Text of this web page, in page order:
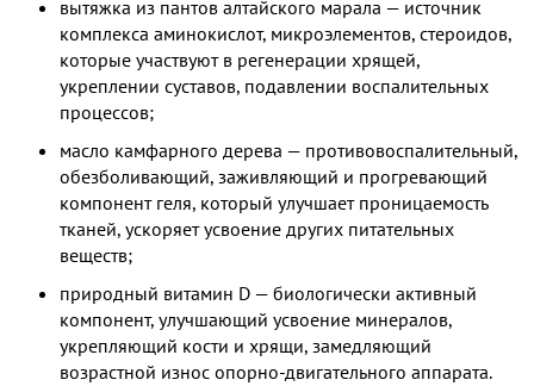
вытяжка из пантов алтайского марала — источник
комплекса аминокислот, микроэлементов, стероидов,
которые участвуют в регенерации хрящей,
укреплении суставов, подавлении воспалительных
процессов;
масло камфарного дерева — противовоспалительный,
обезболивающий, заживляющий и прогревающий
компонент геля, который улучшает проницаемость
тканей, ускоряет усвоение других питательных
веществ;
природный витамин D — биологически активный
компонент, улучшающий усвоение минералов,
укрепляющий кости и хрящи, замедляющий
возрастной износ опорно-двигательного аппарата.